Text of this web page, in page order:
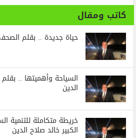
كاتب ومقال
حياة جديدة .. بقلم
السياحة وأهميتها ..
الدين
خريطة متكاملة للتنمية
الكبير خالد صلاح الدين